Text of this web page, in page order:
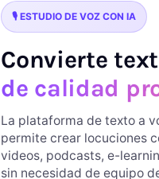
🎙️ ESTUDIO DE VOZ CON IA
Convierte
de calidad
La plataforma de texto a
permite crear locuciones
videos, podcasts, e-
sin necesidad de equipo